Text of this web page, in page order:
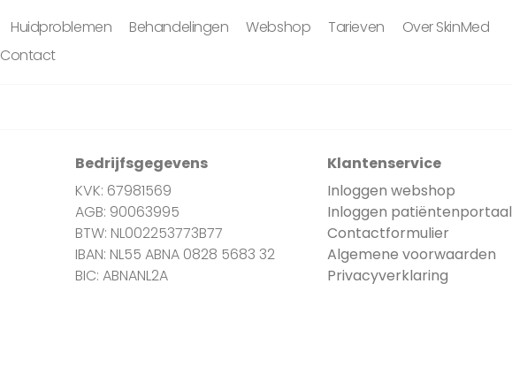
Huidproblemen Behandelingen Webshop Tarieven
Over SkinMed
Contact
Bedrijfsgegevens
KVK: 67981569
AGB: 90063995
BTW: NL002253773B77
IBAN: NL55 ABNA 0828 5683 32
BIC: ABNANL2A
Klantenservice
Inloggen webshop
Inloggen patiëntenportaal
Contactformulier
Algemene voorwaarden
Privacyverklaring